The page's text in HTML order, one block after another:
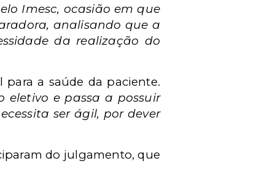
Imesc, ocasião em que
analisando que a
da realização do
a saúde da paciente.
eletivo e passa a possuir
ser ágil, por dever
do julgamento, que